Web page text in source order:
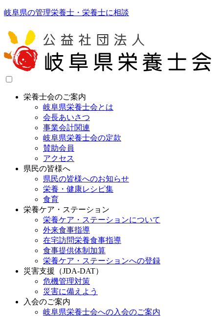
岐阜県の管理栄養士・栄養士に相談
栄養士会のご案内
岐阜県栄養士会とは
会長あいさつ
事業会計関連
岐阜県栄養士会の定款
賛助会員
アクセス
県民の皆様へ
県民の皆様へのお知らせ
栄養・健康レシピ集
食育
栄養ケア・ステーション
栄養ケア・ステーションについて
外来食事指導
在宅訪問栄養食事指導
食事提供体制加算
栄養ケア・ステーションへの登録
災害支援（JDA-DAT）
危機管理対策
災害に備えよう
入会のご案内
岐阜県栄養士会への入会のご案内